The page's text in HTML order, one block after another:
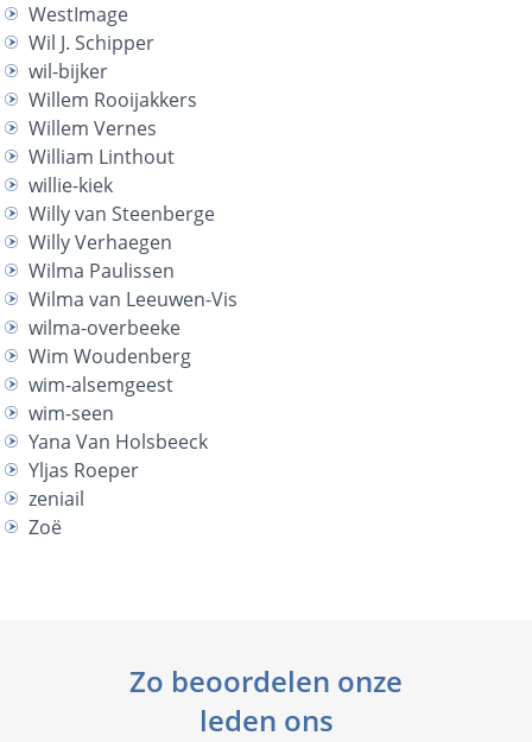
WestImage
Wil J. Schipper
wil-bijker
Willem Rooijakkers
Willem Vernes
William Linthout
willie-kiek
Willy van Steenberge
Willy Verhaegen
Wilma Paulissen
Wilma van Leeuwen-Vis
wilma-overbeeke
Wim Woudenberg
wim-alsemgeest
wim-seen
Yana Van Holsbeeck
Yljas Roeper
zeniail
Zoë
Zo beoordelen onze
leden ons